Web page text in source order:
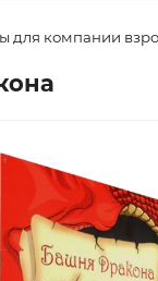
для компании